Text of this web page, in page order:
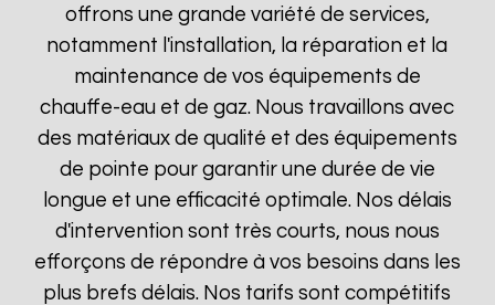
offrons une grande variété de services,
notamment l'installation, la réparation et la
maintenance de vos équipements de
chauffe-eau et de gaz. Nous travaillons avec
des matériaux de qualité et des équipements
de pointe pour garantir une durée de vie
longue et une efficacité optimale. Nos délais
d'intervention sont très courts, nous nous
efforçons de répondre à vos besoins dans les
plus brefs délais. Nos tarifs sont compétitifs